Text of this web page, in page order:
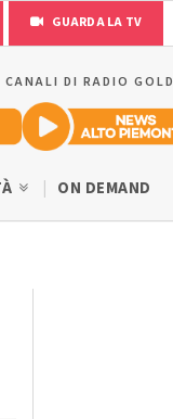
GUARDA LA TV
DI RADIO GOLD
ON DEMAND